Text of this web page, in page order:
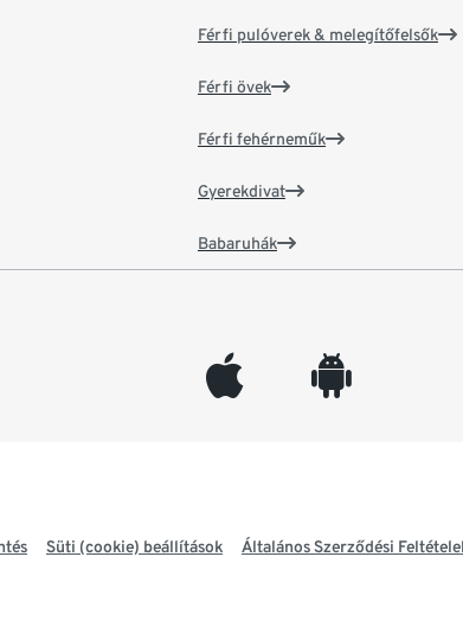
Férfi pulóverek & melegítőfelsők
Férfi övek
Férfi fehérneműk
Gyerekdivat
Babaruhák
appleinc android
Süti (cookie) beállítások Általános Szerződési